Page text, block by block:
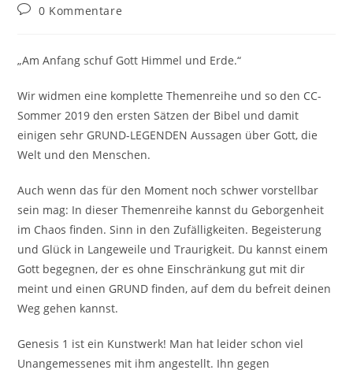
0 Kommentare
„Am Anfang schuf Gott Himmel und Erde.“
Wir widmen eine komplette Themenreihe und so den CC-
Sommer 2019 den ersten Sätzen der Bibel und damit
einigen sehr GRUND-LEGENDEN Aussagen über Gott, die
Welt und den Menschen.
Auch wenn das für den Moment noch schwer vorstellbar
sein mag: In dieser Themenreihe kannst du Geborgenheit
im Chaos finden. Sinn in den Zufälligkeiten. Begeisterung
und Glück in Langeweile und Traurigkeit. Du kannst einem
Gott begegnen, der es ohne Einschränkung gut mit dir
meint und einen GRUND finden, auf dem du befreit deinen
Weg gehen kannst.
Genesis 1 ist ein Kunstwerk! Man hat leider schon viel
Unangemessenes mit ihm angestellt. Ihn gegen